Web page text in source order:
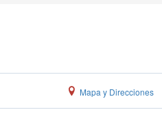
Mapa y Direcciones